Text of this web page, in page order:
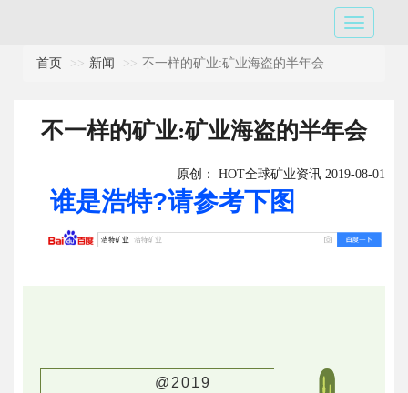
首页 新闻 不一样的矿业:矿业海盗的半年会
不一样的矿业:矿业海盗的半年会
原创： HOT全球矿业资讯 2019-08-01
谁是浩特?请参考下图
@2019